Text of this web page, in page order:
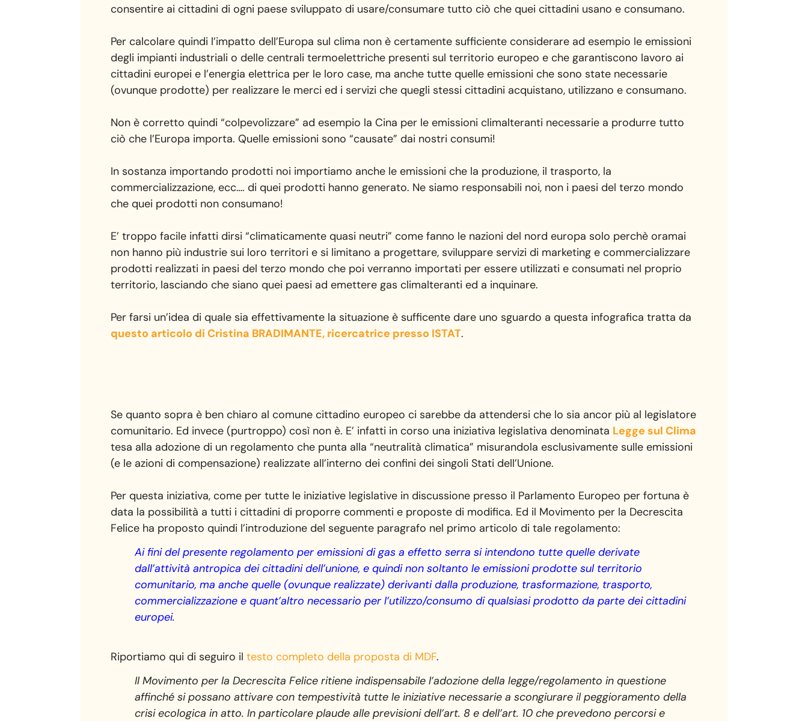
consentire ai cittadini di ogni paese sviluppato di usare/consumare tutto ciò che quei cittadini usano e consumano.
Per calcolare quindi l’impatto dell’Europa sul clima non è certamente sufficiente considerare ad esempio le emissioni
degli impianti industriali o delle centrali termoelettriche presenti sul territorio europeo e che garantiscono lavoro ai
cittadini europei e l’energia elettrica per le loro case, ma anche tutte quelle emissioni che sono state necessarie
(ovunque prodotte) per realizzare le merci ed i servizi che quegli stessi cittadini acquistano, utilizzano e consumano.
Non è corretto quindi “colpevolizzare” ad esempio la Cina per le emissioni climalteranti necessarie a produrre tutto
ciò che l’Europa importa. Quelle emissioni sono “causate” dai nostri consumi!
In sostanza importando prodotti noi importiamo anche le emissioni che la produzione, il trasporto, la
commercializzazione, ecc…. di quei prodotti hanno generato. Ne siamo responsabili noi, non i paesi del terzo mondo
che quei prodotti non consumano!
E’ troppo facile infatti dirsi “climaticamente quasi neutri” come fanno le nazioni del nord europa solo perchè oramai
non hanno più industrie sui loro territori e si limitano a progettare, sviluppare servizi di marketing e commercializzare
prodotti realizzati in paesi del terzo mondo che poi verranno importati per essere utilizzati e consumati nel proprio
territorio, lasciando che siano quei paesi ad emettere gas climalteranti ed a inquinare.
Per farsi un’idea di quale sia effettivamente la situazione è sufficente dare uno sguardo a questa infografica tratta da
questo articolo di Cristina BRADIMANTE, ricercatrice presso ISTAT.
Se quanto sopra è ben chiaro al comune cittadino europeo ci sarebbe da attendersi che lo sia ancor più al legislatore
comunitario. Ed invece (purtroppo) così non è. E’ infatti in corso una iniziativa legislativa denominata Legge sul Clima
tesa alla adozione di un regolamento che punta alla “neutralità climatica” misurandola esclusivamente sulle emissioni
(e le azioni di compensazione) realizzate all’interno dei confini dei singoli Stati dell’Unione.
Per questa iniziativa, come per tutte le iniziative legislative in discussione presso il Parlamento Europeo per fortuna è
data la possibilità a tutti i cittadini di proporre commenti e proposte di modifica. Ed il Movimento per la Decrescita
Felice ha proposto quindi l’introduzione del seguente paragrafo nel primo articolo di tale regolamento:
Ai fini del presente regolamento per emissioni di gas a effetto serra si intendono tutte quelle derivate
dall’attività antropica dei cittadini dell’unione, e quindi non soltanto le emissioni prodotte sul territorio
comunitario, ma anche quelle (ovunque realizzate) derivanti dalla produzione, trasformazione, trasporto,
commercializzazione e quant’altro necessario per l’utilizzo/consumo di qualsiasi prodotto da parte dei cittadini
europei.
Riportiamo qui di seguiro iltesto completo della proposta di MDF.
Il Movimento per la Decrescita Felice ritiene indispensabile l’adozione della legge/regolamento in questione
affinché si possano attivare con tempestività tutte le iniziative necessarie a scongiurare il peggioramento della
crisi ecologica in atto. In particolare plaude alle previsioni dell’art. 8 e dell’art. 10 che prevedono percorsi e